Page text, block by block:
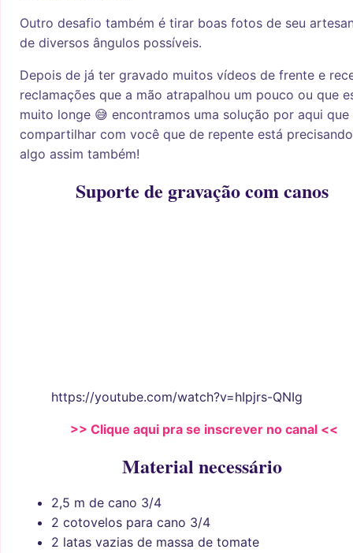
Outro desafio também é tirar boas fotos de seu
de diversos ângulos possíveis.
Depois de já ter gravado muitos vídeos de frente e
reclamações que a mão atrapalhou um pouco ou que
muito longe 😅 encontramos uma solução por aqui que
compartilhar com você que de repente está
algo assim também!
Suporte de gravação com canos
https://youtube.com/watch?v=hIpjrs-QNIg
>> Clique aqui pra se inscrever no canal <<
Material necessário
2,5 m de cano 3/4
2 cotovelos para cano 3/4
2 latas vazias de massa de tomate